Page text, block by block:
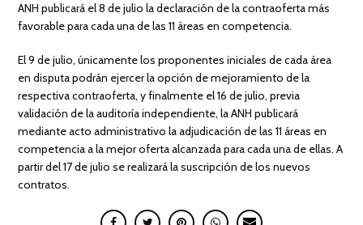
ANH publicará el 8 de julio la declaración de la contraoferta más
favorable para cada una de las 11 áreas en competencia.
El 9 de julio, únicamente los proponentes iniciales de cada área
en disputa podrán ejercer la opción de mejoramiento de la
respectiva contraoferta, y finalmente el 16 de julio, previa
validación de la auditoría independiente, la ANH publicará
mediante acto administrativo la adjudicación de las 11 áreas en
competencia a la mejor oferta alcanzada para cada una de ellas. A
partir del 17 de julio se realizará la suscripción de los nuevos
contratos.